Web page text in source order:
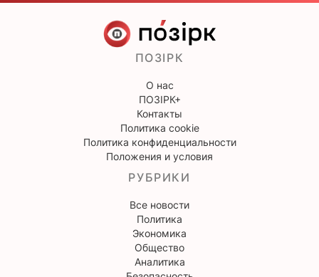
ПОЗІРК
О нас
ПОЗІРК+
Контакты
Политика cookie
Политика конфиденциальности
Положения и условия
РУБРИКИ
Все новости
Политика
Экономика
Общество
Аналитика